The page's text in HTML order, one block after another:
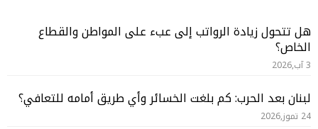
هل تتحول زيادة الرواتب إلى عبء على المواطن والقطاع
الخاص؟
3 آب,2026
لبنان بعد الحرب: كم بلغت الخسائر وأي طريق أمامه للتعافي؟
24 تموز,2026